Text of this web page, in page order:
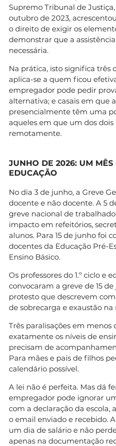
Supremo Tribunal de Justiça,
outubro de 2023,
o direito de exigir os
demonstrar que a
necessária.
Na prática, isto significa três
aplica-se a quem ficou
empregador pode pedir
alternativa; e casais em que
presencialmente têm uma
aqueles em que um dos
remotamente.
JUNHO DE 2026: UM MÊS
EDUCAÇÃO
No dia 3 de junho, a Greve
docente e não docente. A 5
greve nacional de
impacto em refeitórios,
alunos. Para 15 de junho foi
docentes da Educação Pré-
Ensino Básico.
Os professores do 1.º ciclo e
convocaram a greve de 15
protesto que descrevem
de sobrecarga e exaustão
Três paralisações em menos
exatamente os níveis de
precisam de
Para mães e pais de filhos
calendário possível.
A lei não é perfeita. Mas dá
empregador pode ignorar
com a declaração da escola,
o email enviado e recebido.
um dia de salário e não
apenas na documentação